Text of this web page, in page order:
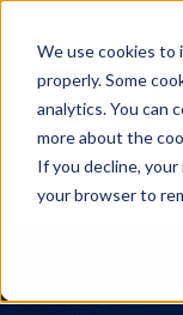
We use cookies to
properly. Some
analytics. You can
more about the
If you decline,
your browser to
Buscar en
Buscar en
Eventos
de los